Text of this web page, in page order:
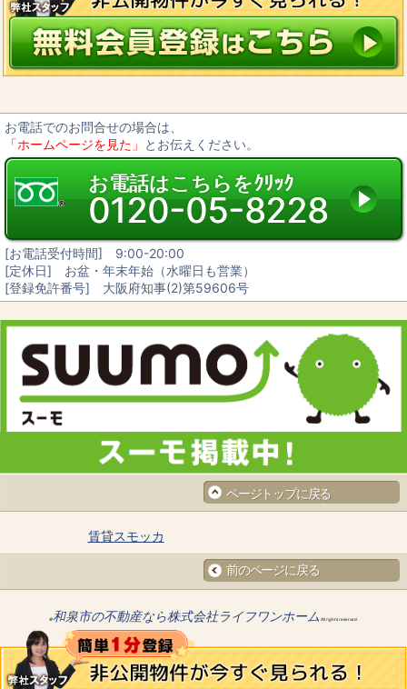
お電話でのお問合せの場合は、
「ホームページを見た」 とお伝えください。
お電話はこちらをｸﾘｯｸ
0120-05-8228
[お電話受付時間] 9:00-20:00
[定休日] お盆・年末年始（水曜日も営業）
[登録免許番号] 大阪府知事(2)第59606号
ページトップに戻る
賃貸スモッカ
前のページに戻る
©和泉市の不動産なら株式会社ライフワンホーム All rights reserved.